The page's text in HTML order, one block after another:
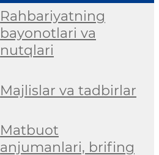
Rahbariyatning
bayonotlari va
nutqlari
Majlislar va tadbirlar
Matbuot
anjumanlari, brifing